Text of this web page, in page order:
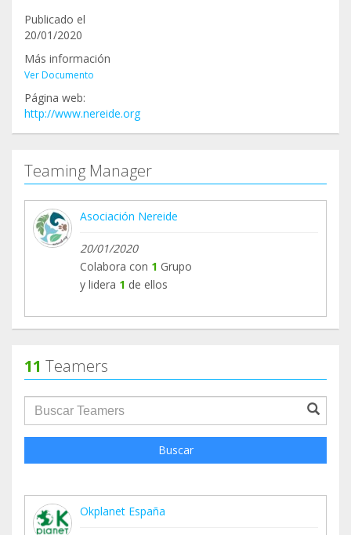
Publicado el
20/01/2020
Más información
Ver Documento
Página web:
http://www.nereide.org
Teaming Manager
Asociación Nereide
20/01/2020
Colabora con 1 Grupo
y lidera 1 de ellos
11 Teamers
groupProfile.searchForm.search.text???
Buscar
Okplanet España